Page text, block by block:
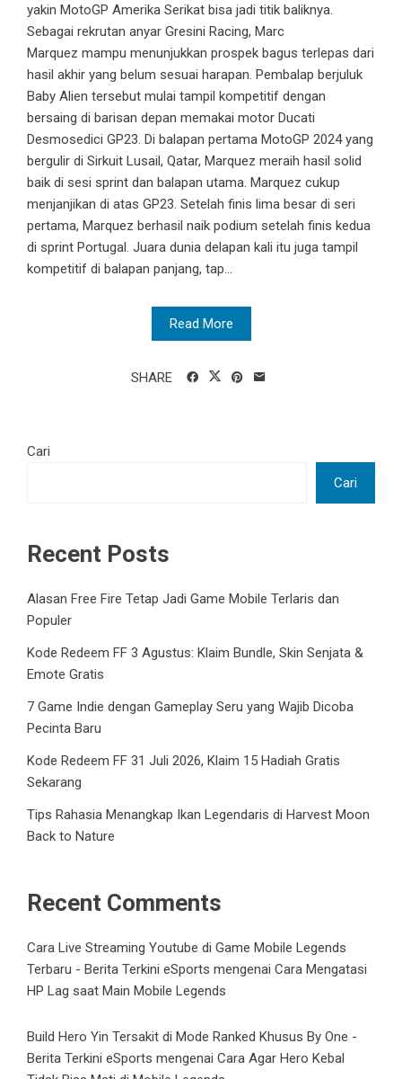
yakin MotoGP Amerika Serikat bisa jadi titik baliknya.
Sebagai rekrutan anyar Gresini Racing, Marc
Marquez mampu menunjukkan prospek bagus terlepas dari
hasil akhir yang belum sesuai harapan. Pembalap berjuluk
Baby Alien tersebut mulai tampil kompetitif dengan
bersaing di barisan depan memakai motor Ducati
Desmosedici GP23. Di balapan pertama MotoGP 2024 yang
bergulir di Sirkuit Lusail, Qatar, Marquez meraih hasil solid
baik di sesi sprint dan balapan utama. Marquez cukup
menjanjikan di atas GP23. Setelah finis lima besar di seri
pertama, Marquez berhasil naik podium setelah finis kedua
di sprint Portugal. Juara dunia delapan kali itu juga tampil
kompetitif di balapan panjang, tap...
Read More
SHARE
Cari
Cari
Recent Posts
Alasan Free Fire Tetap Jadi Game Mobile Terlaris dan
Populer
Kode Redeem FF 3 Agustus: Klaim Bundle, Skin Senjata &
Emote Gratis
7 Game Indie dengan Gameplay Seru yang Wajib Dicoba
Pecinta Baru
Kode Redeem FF 31 Juli 2026, Klaim 15 Hadiah Gratis
Sekarang
Tips Rahasia Menangkap Ikan Legendaris di Harvest Moon
Back to Nature
Recent Comments
Cara Live Streaming Youtube di Game Mobile Legends
Terbaru - Berita Terkini eSports mengenai Cara Mengatasi
HP Lag saat Main Mobile Legends
Build Hero Yin Tersakit di Mode Ranked Khusus By One -
Berita Terkini eSports mengenai Cara Agar Hero Kebal